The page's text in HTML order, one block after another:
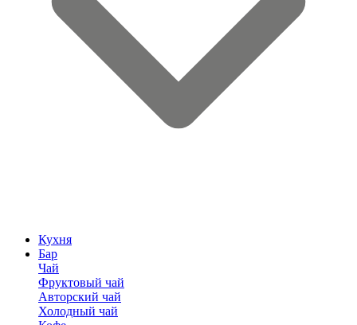
Кухня
Бар
Чай
Фруктовый чай
Авторский чай
Холодный чай